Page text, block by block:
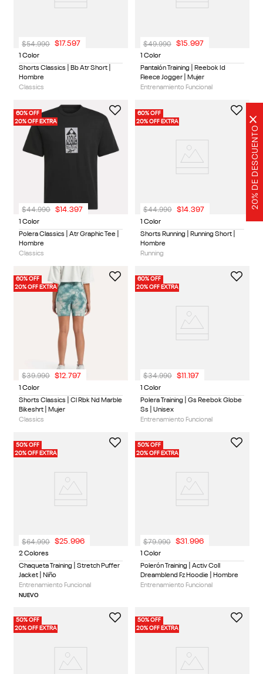
20% DE DESCUENTO
×
1 Color
Shorts Classics | Bb Atr Short |
Hombre
Classics
$54.990 $ 17.597
1 Color
Pantalón Training | Reebok Id
Fleece Jogger | Mujer
Entrenamiento Funcional
$49.990 $15.997
60% OFF
20% OFF EXTRA
1 Color
Polera Classics | Atr Graphic Tee |
Hombre
Classics
$44.990 $14.397
60% OFF
20% OFF EXTRA
1 Color
Shorts Running | Running Short |
Hombre
Running
$44.990 $14.397
60% OFF
20% OFF EXTRA
1 Color
Shorts Classics | Cl Rbk Nd Marble
Bikeshrt | Mujer
Classics
$39.990 $12 .797
60% OFF
20% OFF EXTRA
1 Color
Polera Training | Gs Reebok Globe
Ss | Unisex
Entrenamiento Funcional
$34.990 $11 197
50% OFF
20% OFF EXTRA
2 Colores
Chaqueta Training | Stretch Puffer
Jacket | Niño
Entrenamiento Funcional
NUEVO
$64.990 $25.996
50% OFF
20% OFF EXTRA
1 Color
Polerón Training | Activ Coll
Dreamblend Fz Hoodie | Hombre
Entrenamiento Funcional
$79.990 $31 .996
50% OFF
20% OFF EXTRA
50% OFF
20% OFF EXTRA